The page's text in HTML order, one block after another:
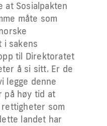
at Sosialpakten
måte som
i sakens
til Direktoratet
å si sitt. Er de
legge denne
på høy tid at
som
landet har